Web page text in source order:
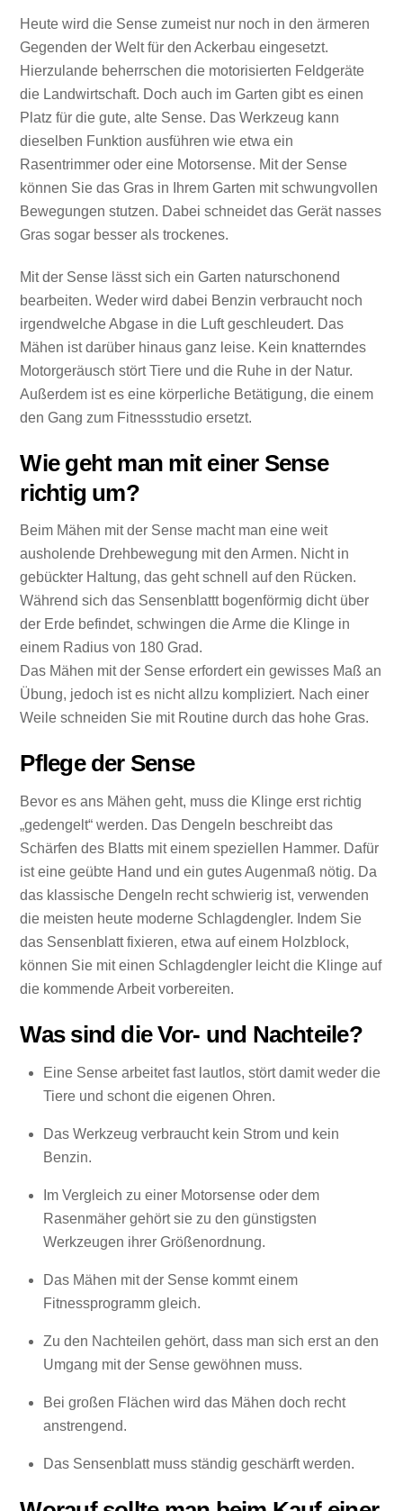
Heute wird die Sense zumeist nur noch in den ärmeren
Gegenden der Welt für den Ackerbau eingesetzt.
Hierzulande beherrschen die motorisierten Feldgeräte
die Landwirtschaft. Doch auch im Garten gibt es einen
Platz für die gute, alte Sense. Das Werkzeug kann
dieselben Funktion ausführen wie etwa ein
Rasentrimmer oder eine Motorsense. Mit der Sense
können Sie das Gras in Ihrem Garten mit schwungvollen
Bewegungen stutzen. Dabei schneidet das Gerät nasses
Gras sogar besser als trockenes.
Mit der Sense lässt sich ein Garten naturschonend
bearbeiten. Weder wird dabei Benzin verbraucht noch
irgendwelche Abgase in die Luft geschleudert. Das
Mähen ist darüber hinaus ganz leise. Kein knatterndes
Motorgeräusch stört Tiere und die Ruhe in der Natur.
Außerdem ist es eine körperliche Betätigung, die einem
den Gang zum Fitnessstudio ersetzt.
Wie geht man mit einer Sense
richtig um?
Beim Mähen mit der Sense macht man eine weit
ausholende Drehbewegung mit den Armen. Nicht in
gebückter Haltung, das geht schnell auf den Rücken.
Während sich das Sensenblattt bogenförmig dicht über
der Erde befindet, schwingen die Arme die Klinge in
einem Radius von 180 Grad.
Das Mähen mit der Sense erfordert ein gewisses Maß an
Übung, jedoch ist es nicht allzu kompliziert. Nach einer
Weile schneiden Sie mit Routine durch das hohe Gras.
Pflege der Sense
Bevor es ans Mähen geht, muss die Klinge erst richtig
„gedengelt“ werden. Das Dengeln beschreibt das
Schärfen des Blatts mit einem speziellen Hammer. Dafür
ist eine geübte Hand und ein gutes Augenmaß nötig. Da
das klassische Dengeln recht schwierig ist, verwenden
die meisten heute moderne Schlagdengler. Indem Sie
das Sensenblatt fixieren, etwa auf einem Holzblock,
können Sie mit einen Schlagdengler leicht die Klinge auf
die kommende Arbeit vorbereiten.
Was sind die Vor- und Nachteile?
Eine Sense arbeitet fast lautlos, stört damit weder die
Tiere und schont die eigenen Ohren.
Das Werkzeug verbraucht kein Strom und kein
Benzin.
Im Vergleich zu einer Motorsense oder dem
Rasenmäher gehört sie zu den günstigsten
Werkzeugen ihrer Größenordnung.
Das Mähen mit der Sense kommt einem
Fitnessprogramm gleich.
Zu den Nachteilen gehört, dass man sich erst an den
Umgang mit der Sense gewöhnen muss.
Bei großen Flächen wird das Mähen doch recht
anstrengend.
Das Sensenblatt muss ständig geschärft werden.